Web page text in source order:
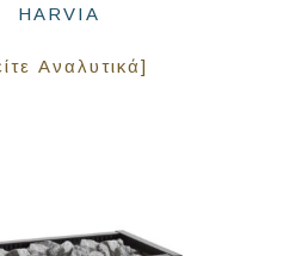
HARVIA
Αναλυτικά]